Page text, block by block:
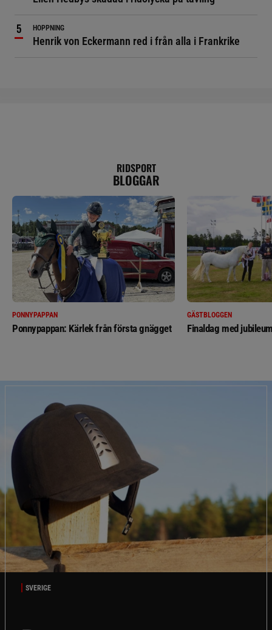
HOPPNING
Henrik von Eckermann red i från alla i Frankrike
RIDSPORT
BLOGGAR
PONNYPAPPAN
Ponnypappan: Kärlek från första gnägget
GÄSTBLOGGEN
Finaldag med
SVERIGE